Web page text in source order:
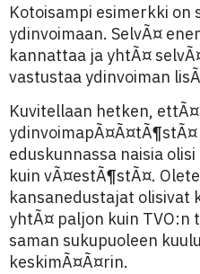
Kotoisampi esimerkki on
ydinvoimaan. SelvÃ¤
kannattaa ja yhtÃ¤
vastustaa ydinvoiman
Kuvitellaan hetken,
eduskunnassa naisia
kuin vÃ¤estÃ¶stÃ¤.
kansanedustajat olisivat
yhtÃ¤ paljon kuin TVO:n
saman sukupuoleen
keskimÃ¤Ã¤rin.